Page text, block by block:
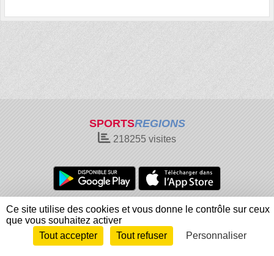
SPORTSREGIONS
218255 visites
Charte cookies
Gestion des cookies
Informations légales
Signaler un contenu inapproprié
Envie de participer ?
Connexion
Ce site utilise des cookies et vous donne le contrôle sur ceux
que vous souhaitez activer
Tout accepter
Tout refuser Personnaliser